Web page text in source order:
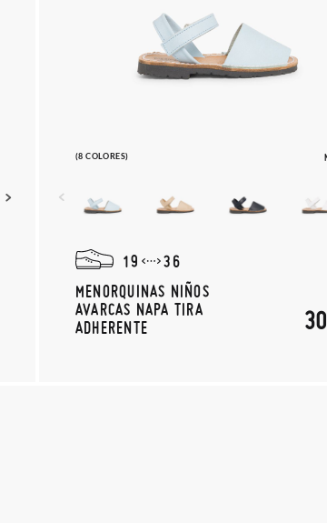
(8 COLORES)
19
36
MENORQUINAS NIÑOS
AVARCAS NAPA TIRA
ADHERENTE